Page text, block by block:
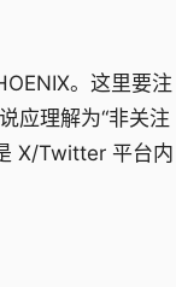
。这里要注
应理解为“非关注
X/Twitter 平台内